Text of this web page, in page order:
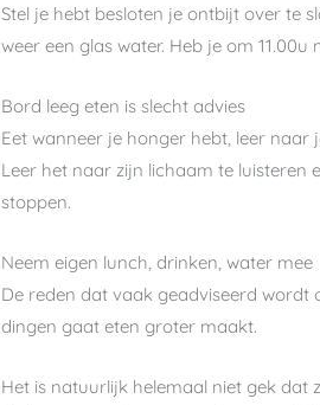
Stel je hebt besloten je ontbijt over te
weer een glas water. Heb je om
Bord leeg eten is slecht advies
Eet wanneer je honger hebt, leer
Leer het naar zijn lichaam te luisteren
stoppen.
Neem eigen lunch, drinken, water mee
De reden dat vaak geadviseerd
dingen gaat eten groter maakt.
Het is natuurlijk helemaal niet gek dat